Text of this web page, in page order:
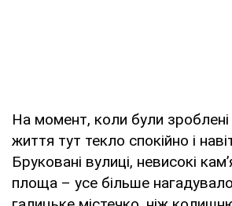
На момент, коли були зроблені
життя тут текло спокійно і
Бруковані вулиці, невисокі
площа – усе більше